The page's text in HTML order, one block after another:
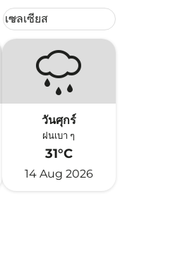
Weather unit option เซลเซียส
เซลเซียส
keyboard_arrow_down
วันศุกร์
ฝนเบา ๆ
31°C
14 Aug 2026